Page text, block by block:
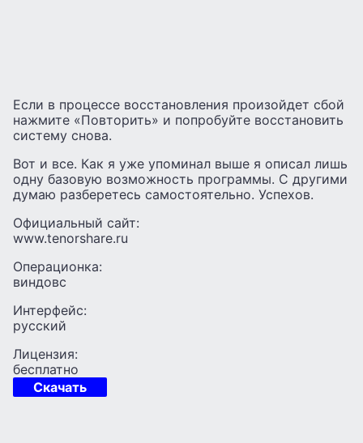
Если в процессе восстановления произойдет сбой
нажмите «Повторить» и попробуйте восстановить
систему снова.
Вот и все. Как я уже упоминал выше я описал лишь
одну базовую возможность программы. С другими
думаю разберетесь самостоятельно. Успехов.
Официальный сайт:
www.tenorshare.ru
Операционка:
виндовс
Интерфейс:
русский
Лицензия:
бесплатно
Скачать